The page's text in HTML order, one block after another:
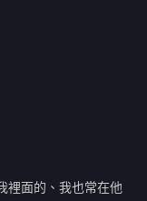
裡面的、我也常在他